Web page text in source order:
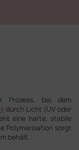
Prozess, bei dem
durch Licht (UV oder
eine harte, stabile
Polymerisation sorgt
behält.